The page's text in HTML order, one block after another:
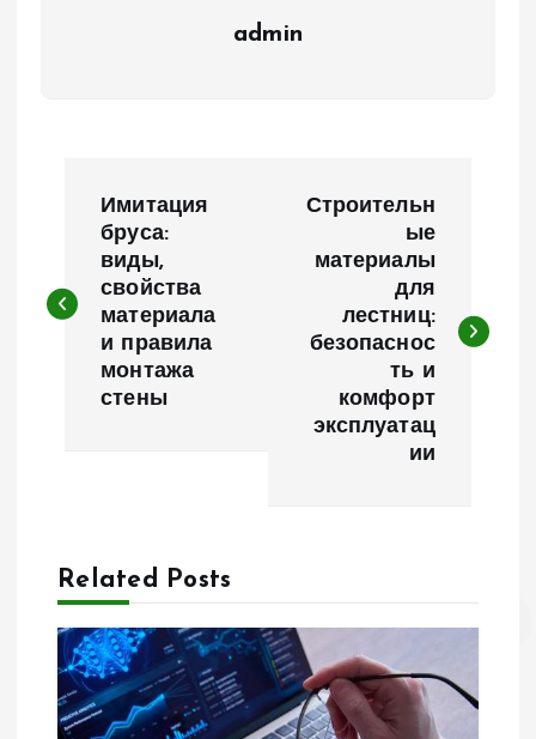
admin
в
и
я
п
Имитация
бруса:
виды,
свойства
материала
и правила
монтажа
стены
Строительн
ые
материалы
для
лестниц:
безопаснос
ть и
комфорт
эксплуатац
ии
Related Posts